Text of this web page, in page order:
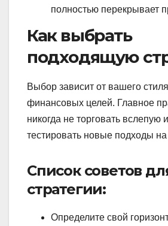
полностью перекрывает
Как выбрать
подходящую
Выбор зависит от вашего
финансовых целей. Главное
никогда не торговать вслепую
тестировать новые подходы
Список советов
стратегии:
Определите свой